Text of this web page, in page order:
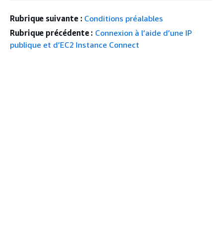
Rubrique suivante : Conditions préalables
Rubrique précédente : Connexion à l’aide d’une IP
publique et d’EC2 Instance Connect